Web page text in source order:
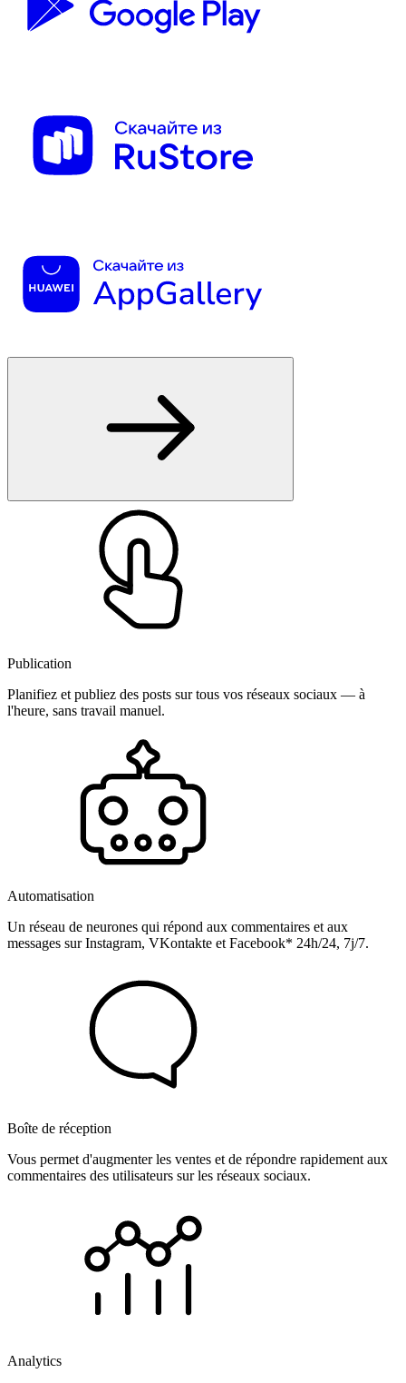
Publication
Planifiez et publiez des posts sur tous vos réseaux sociaux — à
l'heure, sans travail manuel.
Automatisation
Un réseau de neurones qui répond aux commentaires et aux
messages sur Instagram, VKontakte et Facebook* 24h/24, 7j/7.
Boîte de réception
Vous permet d'augmenter les ventes et de répondre rapidement aux
commentaires des utilisateurs sur les réseaux sociaux.
Analytics